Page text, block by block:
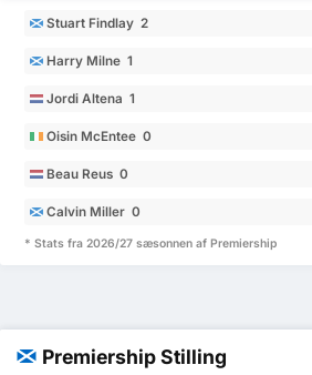
Stuart Findlay 2
Harry Milne 1
Jordi Altena 1
Oisin McEntee 0
Beau Reus 0
Calvin Miller 0
* Stats fra 2026/27 sæsonnen af Premiership
Premiership Stilling